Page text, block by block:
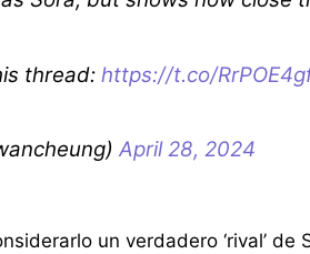
thread:https://t.co/
April 28, 2024
un verdadero ‘rival’ de